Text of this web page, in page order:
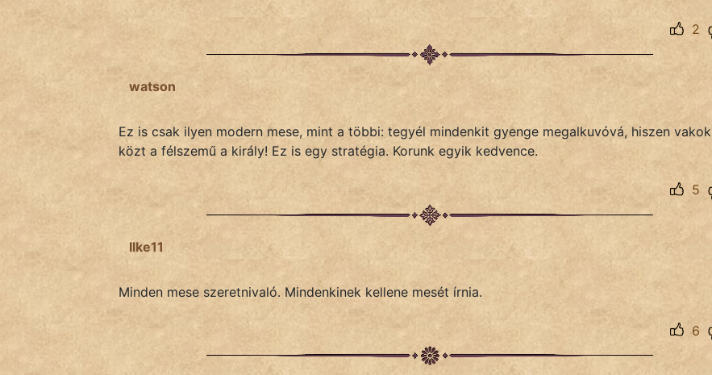
szegény legény
2
watson
Ez is csak ilyen modern mese, mint a többi: tegyél mindenkit gyenge megalkuvóvá, hiszen vakok
közt a félszemű a király! Ez is egy stratégia. Korunk egyik kedvence.
5
Ilke11
Minden mese szeretnivaló. Mindenkinek kellene mesét írnia.
6